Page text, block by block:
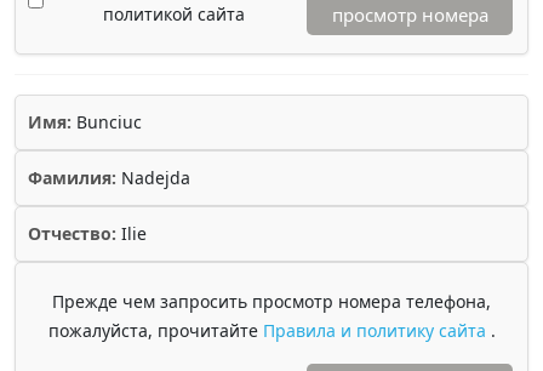
политикой сайта
просмотр номера
Имя: Bunciuc
Фамилия: Nadejda
Отчество: Ilie
Прежде чем запросить просмотр номера телефона,
пожалуйста, прочитайте Правила и политику сайта .